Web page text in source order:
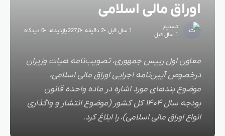
اوراق مالی اسلامی
تسنیم
1 سال قبل
2 دقیقه 227,0 بازدیدها 0 دیدگاه
معاون اول رییس جمهوری، تصویب‌نامه هیات وزیران
درخصوص آیین‌نامه اجرایی اوراق مالی اسلامی،
موضوع بندهای مورد اشاره در ماده واحده قانون
بودجه سال ۱۴۰۴ کل کشور (موضوع انتشار و واگذاری
انواع اوراق مالی اسلامی)، را ابلاغ کرد.